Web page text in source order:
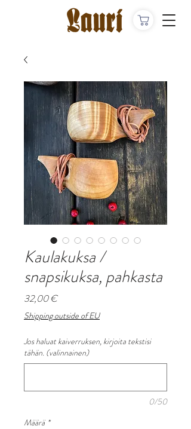
Kaulakuksa /
snapsikuksa, pahkasta
32,00 €Hinta
Shipping outside of EU
Jos haluat kaiverruksen, kirjoita tekstisi
tähän. (valinnainen)
0/50
Määrä *